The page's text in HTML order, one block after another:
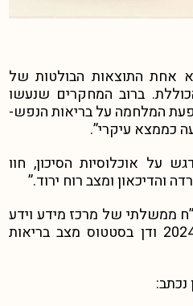
אחת התוצאות הבולטות של
ברוב המחקרים שנעשו
המלחמה על בריאות הנפש-
כממצא עיקרי”.
על אוכלוסיות הסיכון, חוו
והדיכאון ומצב רוח ירוד.”
ממשלתי של מרכז מידע וידע
אשר נכתב ב 6 ספטמבר 2024 ודן בסטטוס מצב בריאות